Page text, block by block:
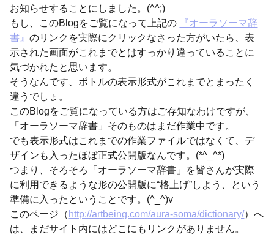
お知らせすることにしました。(^^;)
もし、このBlogをご覧になって上記の
『オーラソーマ辞
書』のリンクを実際にクリックなさった方がいたら、表
示された画面がこれまでとはすっかり違っていることに
気づかれたと思います。
そうなんです、ボトルの表示形式がこれまでとまったく
違うでしょ。
このBlogをご覧になっている方はご存知なわけですが、
「オーラソーマ辞書」そのものはまだ作業中です。
でも表示形式はこれまでの作業ファイルではなくて、デ
ザインも入ったほぼ正式公開版なんです。(*^_^*)
つまり、そろそろ「オーラソーマ辞書」を皆さんが実際
に利用できるような形の公開版に“格上げ”しよう、という
準備に入ったということです。(^_^)v
このページ（http://artbeing.com/aura-soma/dictionary/）へ
は、まだサイト内にはどこにもリンクがありません。